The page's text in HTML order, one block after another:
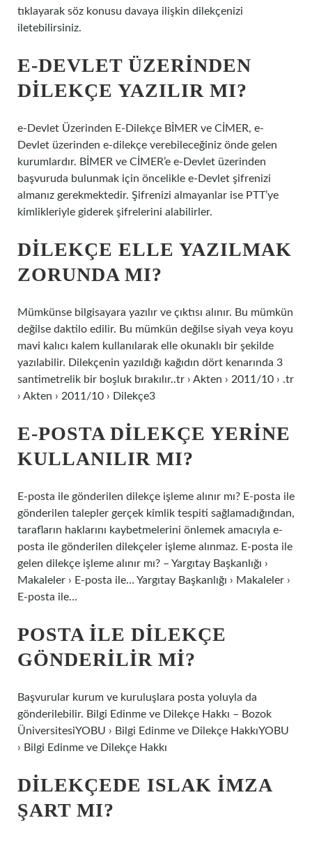
tıklayarak söz konusu davaya ilişkin dilekçenizi
iletebilirsiniz.
E-DEVLET ÜZERINDEN
DILEKÇE YAZILIR MI?
e-Devlet Üzerinden E-Dilekçe BİMER ve CİMER, e-
Devlet üzerinden e-dilekçe verebileceğiniz önde gelen
kurumlardır. BİMER ve CİMER’e e-Devlet üzerinden
başvuruda bulunmak için öncelikle e-Devlet şifrenizi
almanız gerekmektedir. Şifrenizi almayanlar ise PTT’ye
kimlikleriyle giderek şifrelerini alabilirler.
DILEKÇE ELLE YAZILMAK
ZORUNDA MI?
Mümkünse bilgisayara yazılır ve çıktısı alınır. Bu mümkün
değilse daktilo edilir. Bu mümkün değilse siyah veya koyu
mavi kalıcı kalem kullanılarak elle okunaklı bir şekilde
yazılabilir. Dilekçenin yazıldığı kağıdın dört kenarında 3
santimetrelik bir boşluk bırakılır..tr › Akten › 2011/10 › .tr
› Akten › 2011/10 › Dilekçe3
E-POSTA DILEKÇE YERINE
KULLANILIR MI?
E-posta ile gönderilen dilekçe işleme alınır mı? E-posta ile
gönderilen talepler gerçek kimlik tespiti sağlamadığından,
tarafların haklarını kaybetmelerini önlemek amacıyla e-
posta ile gönderilen dilekçeler işleme alınmaz. E-posta ile
gelen dilekçe işleme alınır mı? – Yargıtay Başkanlığı ›
Makaleler › E-posta ile… Yargıtay Başkanlığı › Makaleler ›
E-posta ile…
POSTA ILE DILEKÇE
GÖNDERILIR MI?
Başvurular kurum ve kuruluşlara posta yoluyla da
gönderilebilir. Bilgi Edinme ve Dilekçe Hakkı – Bozok
ÜniversitesiYOBU › Bilgi Edinme ve Dilekçe HakkıYOBU
› Bilgi Edinme ve Dilekçe Hakkı
DILEKÇEDE ISLAK IMZA
ŞART MI?